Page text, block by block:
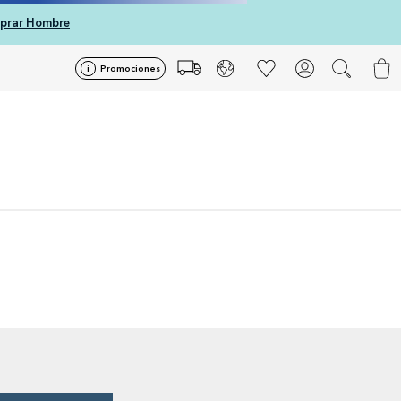
Hombre
Promociones